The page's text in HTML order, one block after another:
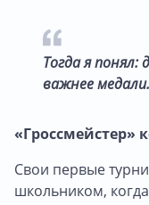
Тогда я понял:
важнее медали.
Свои первые
школьником,